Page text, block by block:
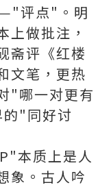
评点"。明
上做批注，
斋评《红楼
文笔，更热
"哪一对更有
"同好讨
本质上是人
象。古人吟